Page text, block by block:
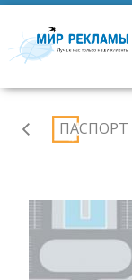
Аэропорт
Ростов-